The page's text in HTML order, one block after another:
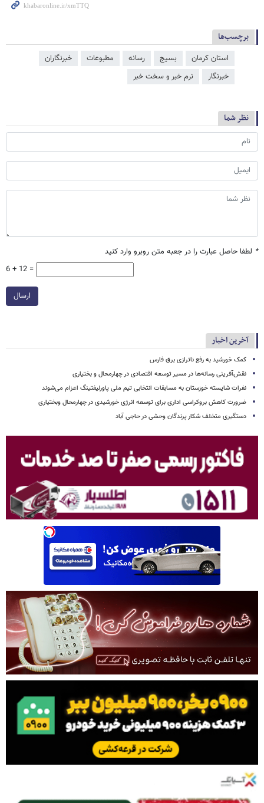
برچسب‌ها
استان کرمان بسیج رسانه مطبوعات
خبرنگاران
خبرنگار
نرم خبر و سخت خبر
نظر شما
* لطفا حاصل عبارت را در جعبه متن روبرو وارد کنید
6 + 12 =
ارسال
آخرین اخبار
کمک خورشید به رفع ناترازی برق فارس
نقش‌آفرینی رسانه‌ها در مسیر توسعه اقتصادی در چهارمحال و بختیاری
نفرات شایسته خوزستان به مسابقات انتخابی تیم ملی پاورلیفتینگ اعزام می‌شوند
ضرورت کاهش بروکراسی اداری برای توسعه انرژی خورشیدی در چهارمحال وبختیاری
دستگیری متخلف شکار پرندگان وحشی در حاجی آباد